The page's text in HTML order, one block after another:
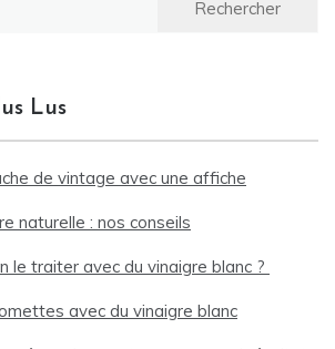
Lus
de vintage avec une affiche
naturelle : nos conseils
le traiter avec du vinaigre blanc ?
avec du vinaigre blanc